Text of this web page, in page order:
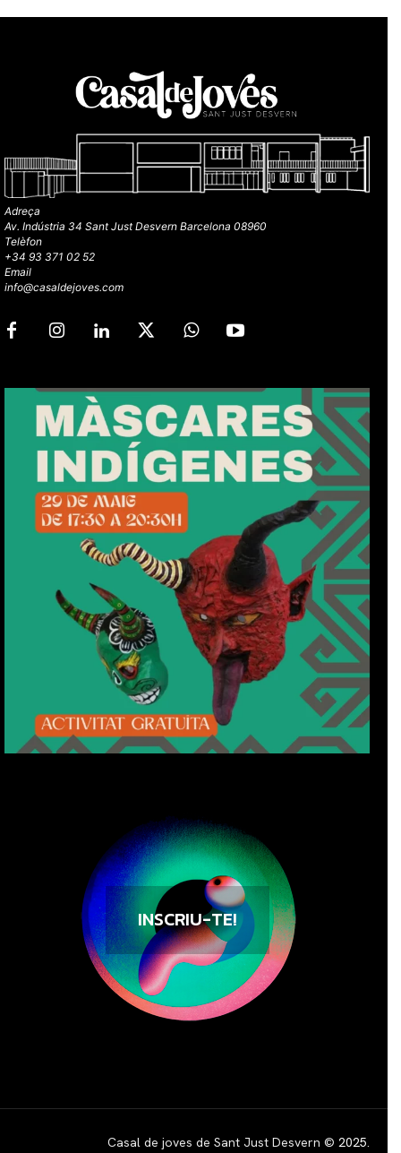
Adreça
Av. Indústria 34 Sant Just Desvern Barcelona 08960
Telèfon
+34 93 371 02 52
Email
info@casaldejoves.com
INSCRIU-TE!
Casal de joves de Sant Just Desvern © 2025.